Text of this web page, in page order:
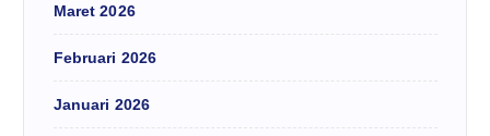
Maret 2026
Februari 2026
Januari 2026